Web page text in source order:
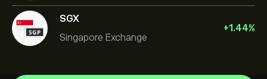
SGX
Singapore Exchange
+1.44%